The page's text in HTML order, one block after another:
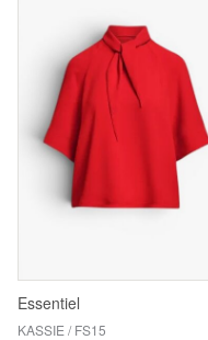
Essentiel
KASSIE / FS15